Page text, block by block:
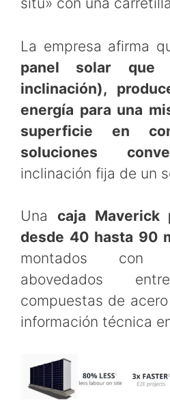
La empresa afirma
panel solar que
inclinación),
energía para una
superficie en
soluciones
inclinación fija de un
Una caja Maverick
desde 40 hasta 90
montados con
abovedados
compuestas de
información técnica